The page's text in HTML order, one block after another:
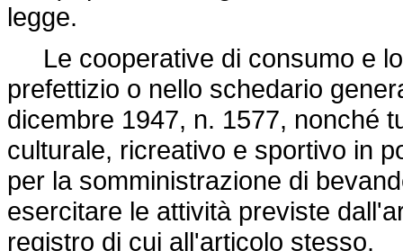
legge.
Le cooperative di consumo e
prefettizio o nello schedario
dicembre 1947, n. 1577, nonché
culturale, ricreativo e sportivo in
per la somministrazione di
esercitare le attività previste
registro di cui all'articolo stesso.